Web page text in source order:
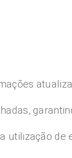
utilização de